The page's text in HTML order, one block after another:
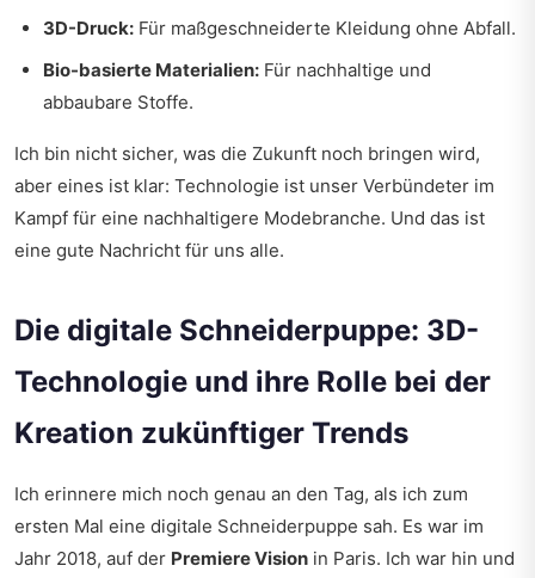
3D-Druck: Für maßgeschneiderte Kleidung ohne Abfall.
Bio-basierte Materialien: Für nachhaltige und
abbaubare Stoffe.
Ich bin nicht sicher, was die Zukunft noch bringen wird,
aber eines ist klar: Technologie ist unser Verbündeter im
Kampf für eine nachhaltigere Modebranche. Und das ist
eine gute Nachricht für uns alle.
Die digitale Schneiderpuppe: 3D-
Technologie und ihre Rolle bei der
Kreation zukünftiger Trends
Ich erinnere mich noch genau an den Tag, als ich zum
ersten Mal eine digitale Schneiderpuppe sah. Es war im
Jahr 2018, auf der Premiere Vision in Paris. Ich war hin und